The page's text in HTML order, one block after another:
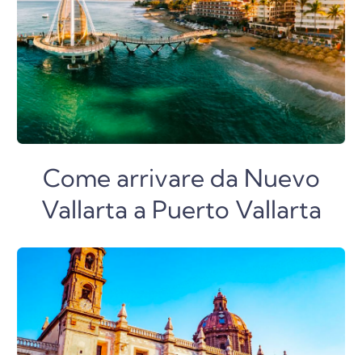
Come arrivare da Nuevo
Vallarta a Puerto Vallarta